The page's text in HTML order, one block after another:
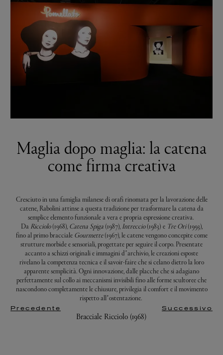
Maglia dopo maglia: la catena
come firma creativa
Cresciuto in una famiglia milanese di orafi rinomata per la lavorazione delle
catene, Rabolini attinse a questa tradizione per trasformare la catena da
semplice elemento funzionale a vera e propria espressione creativa.
Da Ricciolo(1968), Catena Spiga (1987), Intreccio(1983) e Tre Ori(1993),
fino al primo bracciale Gourmette(1967), le catene vengono concepite come
strutture morbide e sensoriali, progettate per seguire il corpo. Presentate
accanto a schizzi originali e immagini d’archivio, le creazioni esposte
rivelano la competenza tecnica e il savoir-faire che si celano dietro la loro
apparente semplicità. Ogni innovazione, dalle placche che si adagiano
perfettamente sul collo ai meccanismi invisibili fino alle forme scultoree che
nascondono completamente le chiusure, privilegia il comfort e il movimento
rispetto all’ostentazione.
Precedente Successivo
Bracciale Ricciolo (1968)